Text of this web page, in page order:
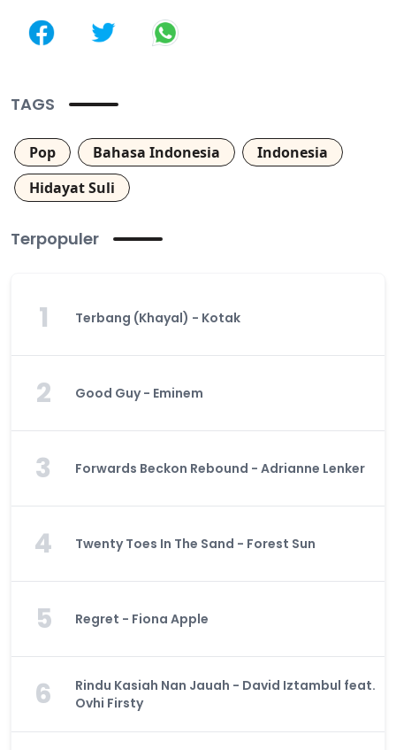
TAGS
Pop Bahasa Indonesia
Indonesia
Hidayat Suli
Terpopuler
1 Terbang (Khayal) - Kotak
2 Good Guy - Eminem
3 Forwards Beckon Rebound - Adrianne Lenker
4 Twenty Toes In The Sand - Forest Sun
5 Regret - Fiona Apple
6
Rindu Kasiah Nan Jauah - David Iztambul feat.
Ovhi Firsty